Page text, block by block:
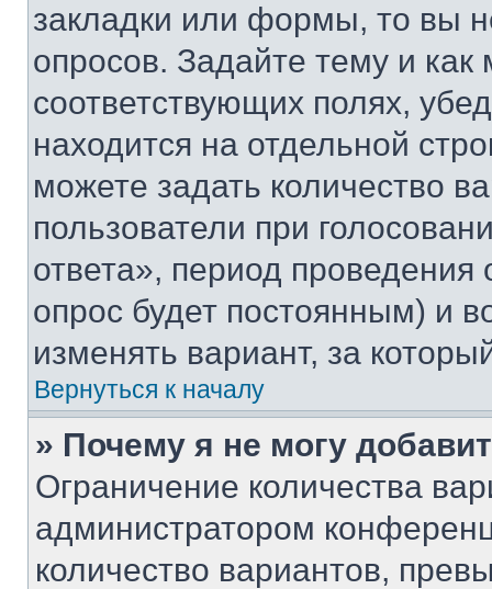
закладки или формы, то вы
опросов. Задайте тему и
соответствующих полях,
находится на отдельной
можете задать количество
пользователи при
ответа», период проведения
опрос будет постоянным) и
изменять вариант, за
Вернуться к началу
» Почему я не могу
Ограничение количества
администратором
количество вариантов,